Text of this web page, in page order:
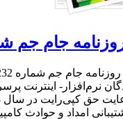
جام جم
نرم‌افزار- اینترنت
امداد و حوادث